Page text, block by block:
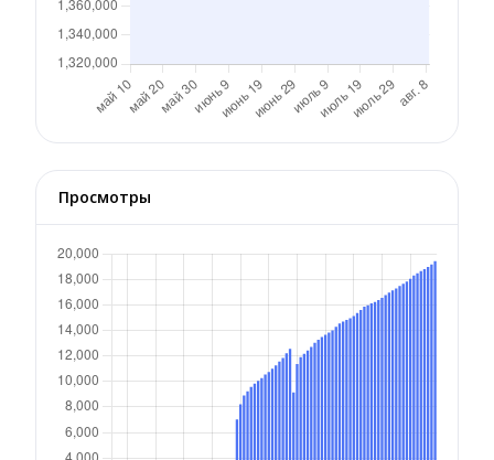
Просмотры